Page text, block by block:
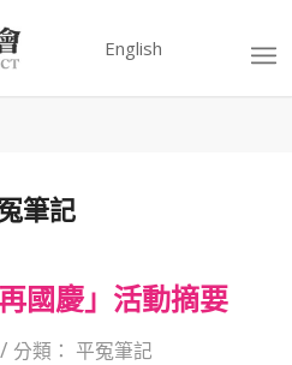
English
筆記
國慶」活動摘要
/ 分類： 平冤筆記